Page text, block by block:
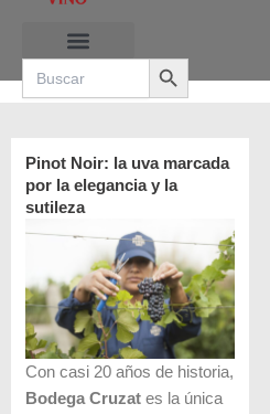
contenido
Search
for:
Search Button
Pinot Noir: la uva marcada
por la elegancia y la
sutileza
Con casi 20 años de historia,
Bodega Cruzat es la única